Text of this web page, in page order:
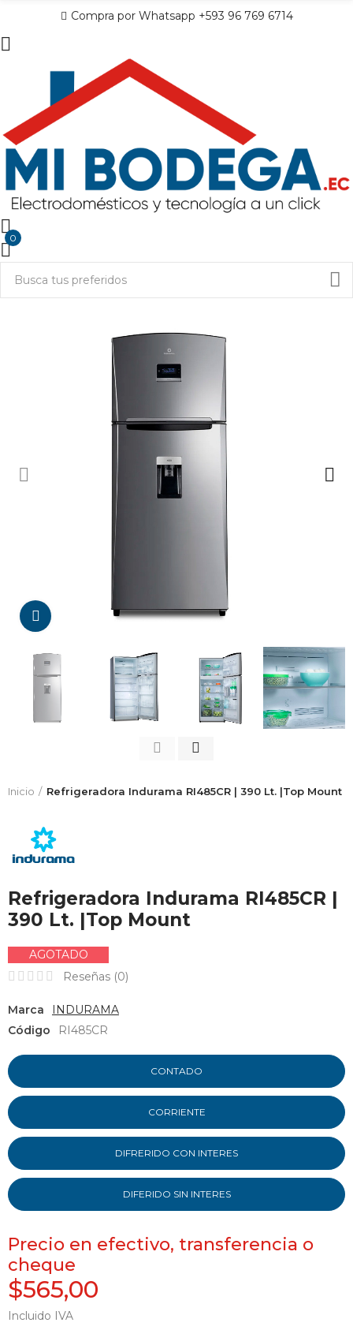
Compra por Whatsapp +593 96 769 6714
0
Da click para agrandar
Inicio Refrigeradora Indurama RI485CR | 390 Lt. |Top Mount
Refrigeradora Indurama RI485CR |
390 Lt. |Top Mount
AGOTADO
Reseñas (0)
Marca
INDURAMA
Código
RI485CR
CONTADO
CORRIENTE
DIFRERIDO CON INTERES
DIFERIDO SIN INTERES
Precio en efectivo, transferencia o
cheque
$565,00
Incluido IVA